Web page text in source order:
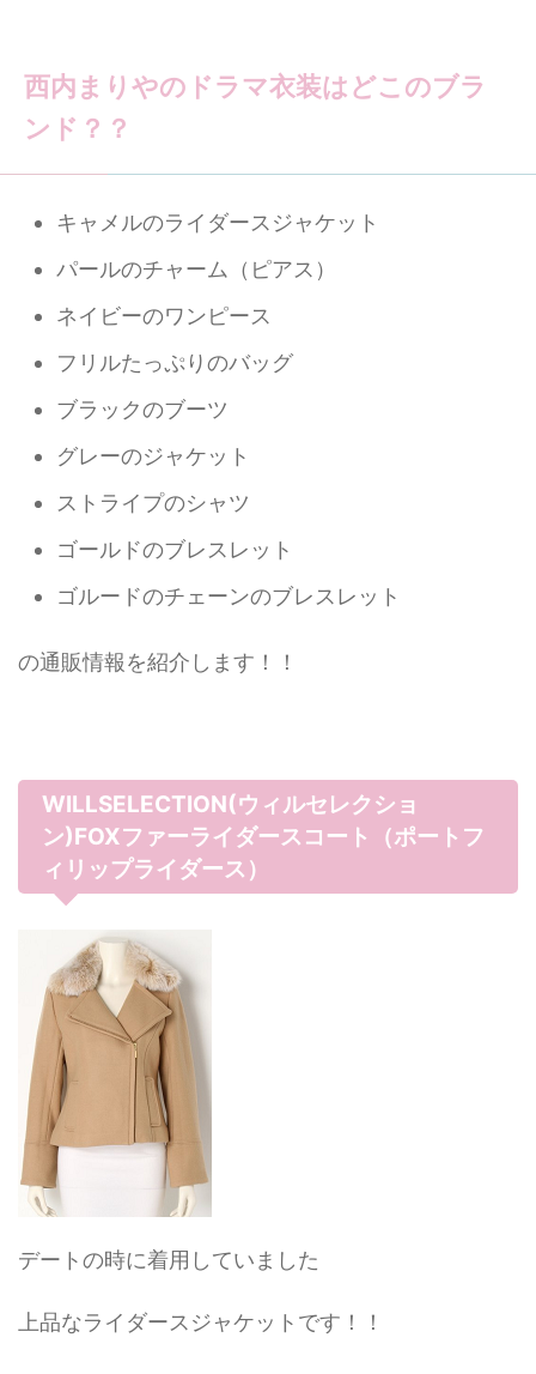
西内まりやのドラマ衣装はどこのブラ
ンド？？
キャメルのライダースジャケット
パールのチャーム（ピアス）
ネイビーのワンピース
フリルたっぷりのバッグ
ブラックのブーツ
グレーのジャケット
ストライプのシャツ
ゴールドのブレスレット
ゴルードのチェーンのブレスレット
の通販情報を紹介します！！
WILLSELECTION(ウィルセレクショ
ン)FOXファーライダースコート（ポートフ
ィリップライダース）
デートの時に着用していました
上品なライダースジャケットです！！